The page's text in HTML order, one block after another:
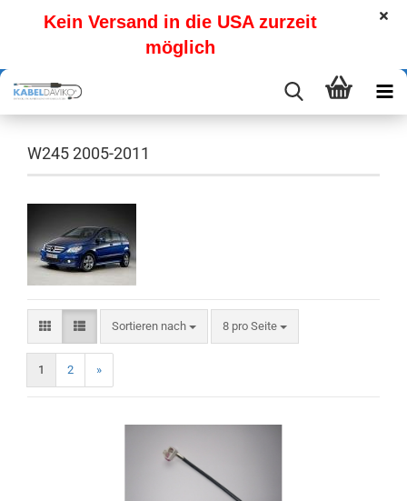
Kein Versand in die USA zurzeit
möglich
W245 2005-2011
Sortieren nach
Sortieren nach 8 pro Seite
pro Seite
1 2 »